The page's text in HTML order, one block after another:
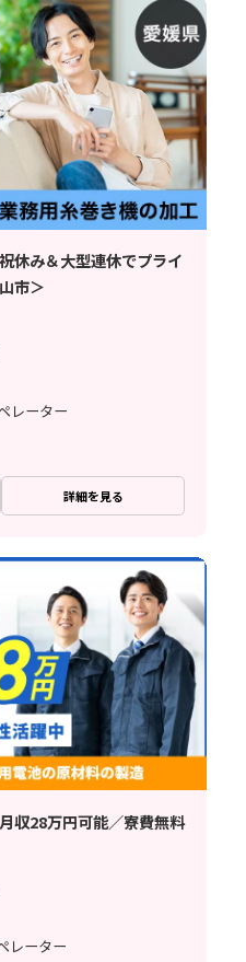
休み＆大型連休でプライ
市＞
レーター
詳細を見る
収28万円可能／寮費無料
レーター